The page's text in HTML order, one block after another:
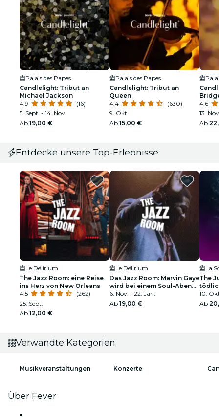
Palais des Papes
Candlelight: Tribut an
Michael Jackson
4.9
(16)
5. Sept. - 14. Nov.
Ab 19,00 €
Palais des Papes
Candlelight: Tribut an
Queen
4.4
(630)
9. Okt.
Ab 15,00 €
4.6
13.
Ab
Entdecke unsere Top-Erlebnisse
Le Délirium
The Jazz Room: eine Reise
ins Herz von New Orleans
4.5
(262)
25. Sept.
Ab 12,00 €
Le Délirium
Das Jazz Room: Marvin Gaye
wird bei einem Soul-Abend
besonders geehrt
6. Nov. - 22. Jan.
Ab 19,00 €
La
The
See
10.
Ab
Verwandte Kategorien
Musikveranstaltungen Konzerte
Über Fever